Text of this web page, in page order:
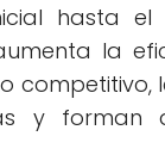
hasta
la
y